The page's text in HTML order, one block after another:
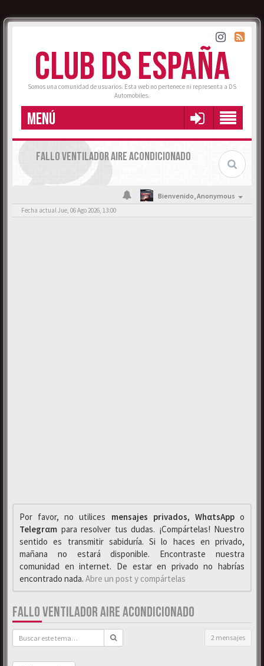
CLUB DS ESPAÑA
Somos una comunidad de usuarios. Esta web no pertenece ni representa a DS
Automobiles.
MENÚ
FALLO VENTILADOR AIRE ACONDICIONADO
Bienvenido,Anonymous
Fecha actual Jue, 06 Ago 2026, 13:00
Por favor, no utilices mensajes privados, WhαtsAppo
Telegrαm para resolver tus dudas. ¡Compártelas! Nuestro
sentido es transmitir sabiduría. Si lo haces en privado,
mañana no estará disponible. Encontraste nuestra
comunidad en internet. De estar en privado no habrías
encontrado nada. Abre un post y compártelas
FALLO VENTILADOR AIRE ACONDICIONADO
2 mensajes